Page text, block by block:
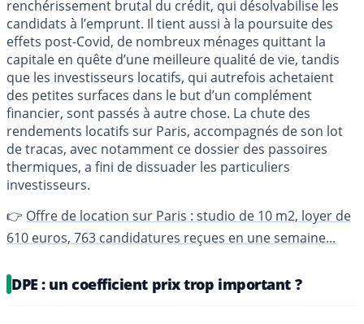
renchérissement brutal du crédit, qui désolvabilise les
candidats à l’emprunt. Il tient aussi à la poursuite des
effets post-Covid, de nombreux ménages quittant la
capitale en quête d’une meilleure qualité de vie, tandis
que les investisseurs locatifs, qui autrefois achetaient
des petites surfaces dans le but d’un complément
financier, sont passés à autre chose. La chute des
rendements locatifs sur Paris, accompagnés de son lot
de tracas, avec notamment ce dossier des passoires
thermiques, a fini de dissuader les particuliers
investisseurs.
👉 Offre de location sur Paris : studio de 10 m2, loyer de
610 euros, 763 candidatures reçues en une semaine...
DPE : un coefficient prix trop important ?